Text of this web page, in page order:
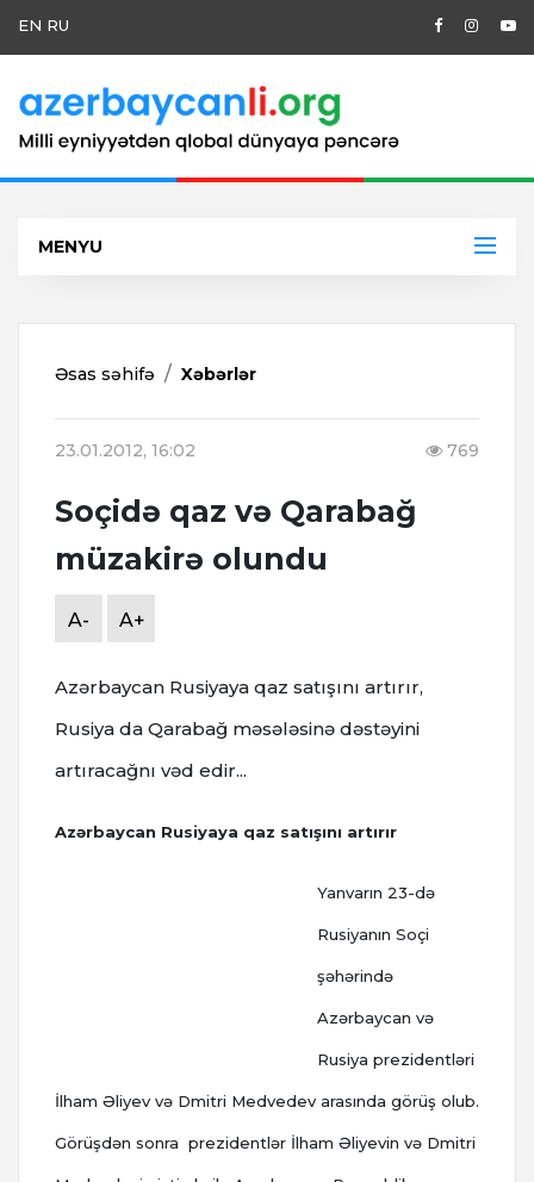
EN RU
MENYU
Əsas səhifə Xəbərlər
23.01.2012, 16:02 769
Soçidə qaz və Qarabağ
müzakirə olundu
A- A+
Azərbaycan Rusiyaya qaz satışını artırır,
Rusiya da Qarabağ məsələsinə dəstəyini
artıracağnı vəd edir...
Azərbaycan Rusiyaya qaz satışını artırır
Yanvarın 23-də
Rusiyanın Soçi
şəhərində
Azərbaycan və
Rusiya prezidentləri
İlham Əliyev və Dmitri Medvedev arasında görüş olub.
Görüşdən sonra prezidentlər İlham Əliyevin və Dmitri